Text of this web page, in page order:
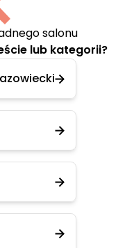
salonu
lub kategorii?